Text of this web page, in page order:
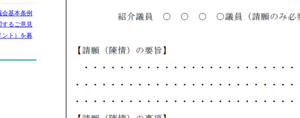
会基本条例
するご意見
ント）を募